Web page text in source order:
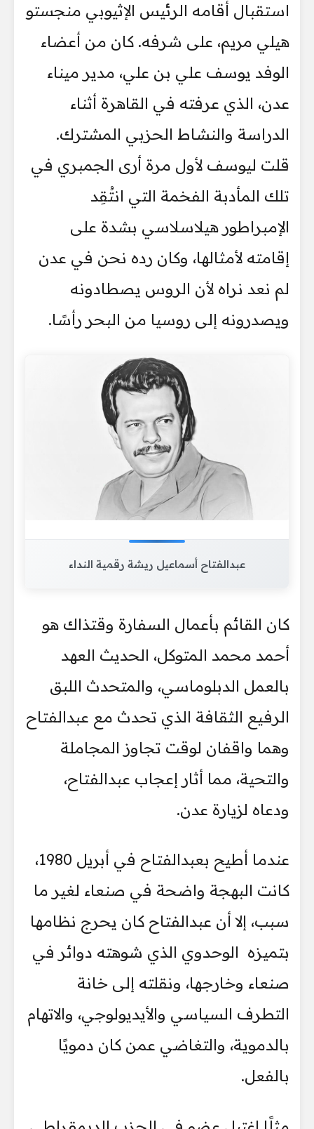
استقبال أقامه الرئيس الإثيوبي منجستو
هيلي مريم، على شرفه. كان من أعضاء
الوفد يوسف علي بن علي، مدير ميناء
عدن، الذي عرفته في القاهرة أثناء
الدراسة والنشاط الحزبي المشترك.
قلت ليوسف لأول مرة أرى الجمبري في
تلك المأدبة الفخمة التي انتُقِد
الإمبراطور هيلاسلاسي بشدة على
إقامته لأمثالها، وكان رده نحن في عدن
لم نعد نراه لأن الروس يصطادونه
ويصدرونه إلى روسيا من البحر رأسًا.
عبدالفتاح أسماعيل ريشة رقمية النداء
كان القائم بأعمال السفارة وقتذاك هو
أحمد محمد المتوكل، الحديث العهد
بالعمل الدبلوماسي، والمتحدث اللبق
الرفيع الثقافة الذي تحدث مع عبدالفتاح
وهما واقفان لوقت تجاوز المجاملة
والتحية، مما أثار إعجاب عبدالفتاح،
ودعاه لزيارة عدن.
عندما أطيح بعبدالفتاح في أبريل 1980،
كانت البهجة واضحة في صنعاء لغير ما
سبب، إلا أن عبدالفتاح كان يحرج نظامها
بتميزه الوحدوي الذي شوهته دوائر في
صنعاء وخارجها، ونقلته إلى خانة
التطرف السياسي والأيديولوجي، والاتهام
بالدموية، والتغاضي عمن كان دمويًا
بالفعل.